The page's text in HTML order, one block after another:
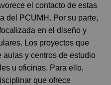
el contacto de estas
del PCUMH. Por su parte,
en el diseño y
Los proyectos que
aulas y centros de estudio
u oficinas. Para ello,
que ofrece